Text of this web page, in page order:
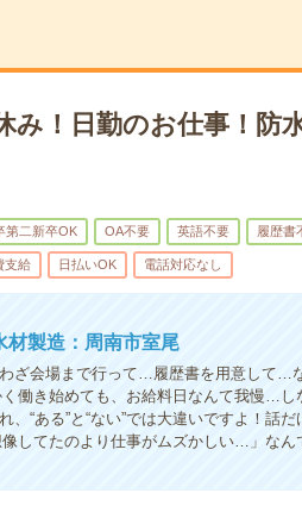
み！日勤のお仕事！防
第二新卒OK OA不要 英語不要 履歴書
支給 日払いOK 電話対応なし
材製造：周南市室尾
ざ会場まで行って…履歴書を用意して…
働き始めても、お給料日なんて我慢…し
“ある”と“ない”では大違いですよ！話
してたのより仕事がムズかしい…」なん